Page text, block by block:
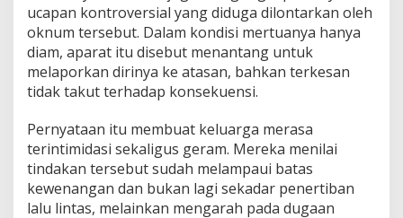
n
t
a
g
L
p
o
A
t
a
ucapan kontroversial yang diduga dilontarkan oleh
oknum tersebut. Dalam kondisi mertuanya hanya
diam, aparat itu disebut menantang untuk
melaporkan dirinya ke atasan, bahkan terkesan
tidak takut terhadap konsekuensi.
Pernyataan itu membuat keluarga merasa
terintimidasi sekaligus geram. Mereka menilai
tindakan tersebut sudah melampaui batas
kewenangan dan bukan lagi sekadar penertiban
lalu lintas, melainkan mengarah pada dugaan